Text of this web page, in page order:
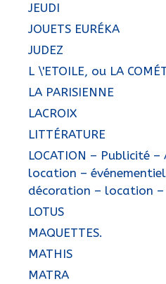
JEUDI
JOUETS EURÉKA
JUDEZ
L \'ETOILE, ou LA
LA PARISIENNE
LACROIX
LITTÉRATURE
LOCATION – Publicité –
location –
décoration – location
LOTUS
MAQUETTES.
MATHIS
MATRA